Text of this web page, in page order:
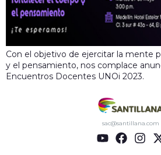
Con el objetivo de ejercitar la mente
y el pensamiento, nos complace
Encuentros Docentes UNOi 2023.
sac@santillana.com